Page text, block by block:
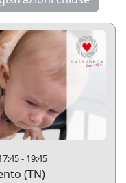
- 19:45
(TN)